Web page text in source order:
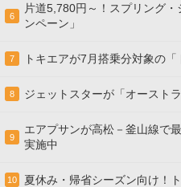
6
片道5,780円～！スプリング・
ンペーン」
7 トキエアが7月搭乗分対象の
8 ジェットスターが「オースト
9
エアプサンが高松－釜山線で
実施中
10 夏休み・帰省シーズン向け！